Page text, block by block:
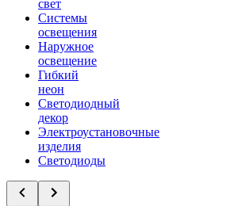
свет
Системы
освещения
Наружное
освещение
Гибкий
неон
Светодиодный
декор
Электроустановочные
изделия
Светодиоды